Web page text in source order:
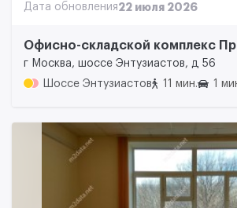
Дата обновления22 июля 2026
Офисно-складской комплекс
г Москва, шоссе Энтузиастов, д 56
Шоссе Энтузиастов
11 мин. 1